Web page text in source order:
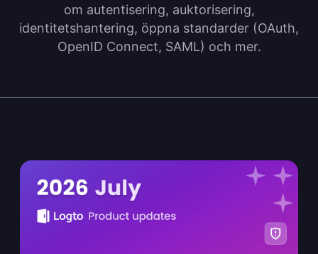
om autentisering, auktorisering,
identitetshantering, öppna standarder (OAuth,
OpenID Connect, SAML) och mer.